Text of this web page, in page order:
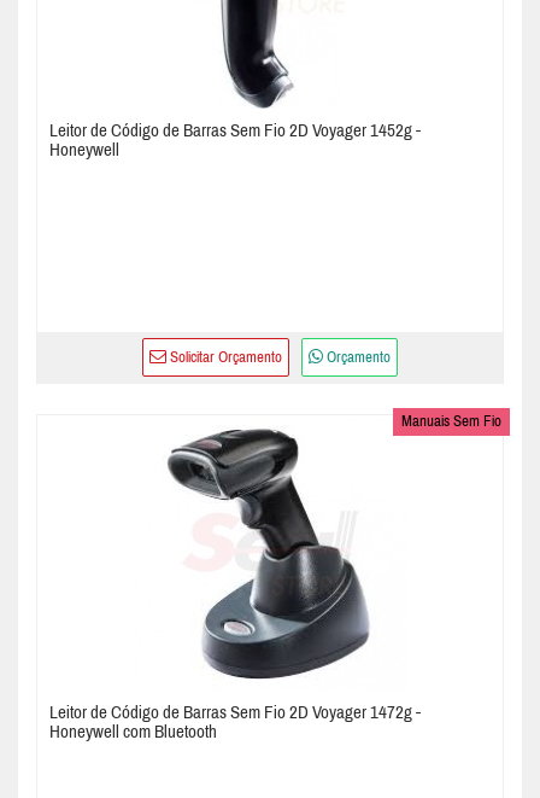
Leitor de Código de Barras Sem Fio 2D Voyager 1452g -
Honeywell
Solicitar Orçamento Orçamento
Manuais Sem Fio
Leitor de Código de Barras Sem Fio 2D Voyager 1472g -
Honeywell com Bluetooth